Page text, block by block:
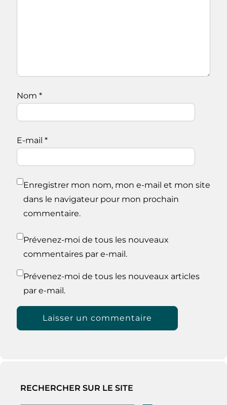
Nom *
E-mail *
Enregistrer mon nom, mon e-mail et mon site
dans le navigateur pour mon prochain
commentaire.
Prévenez-moi de tous les nouveaux
commentaires par e-mail.
Prévenez-moi de tous les nouveaux articles
par e-mail.
RECHERCHER SUR LE SITE